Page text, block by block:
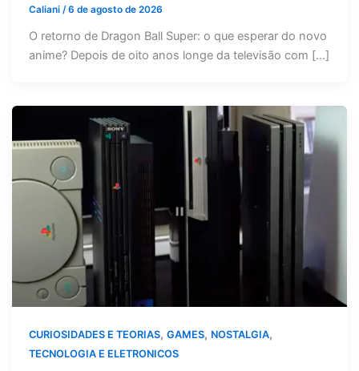
Caliani/6 de agosto de 2026
O retorno de Dragon Ball Super: o que esperar do novo
anime? Depois de oito anos longe da televisão com […]
CURIOSIDADES E TEORIAS,GAMES, NOSTALGIA,
TECNOLOGIA E ELETRONICOS